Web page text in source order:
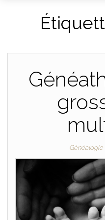
Généalogie